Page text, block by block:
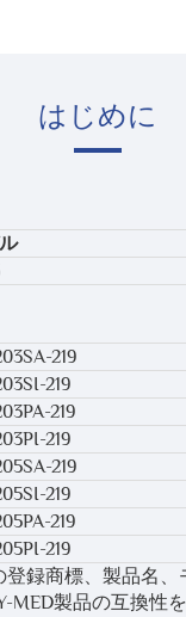
はじめに
219
219
219
219
219
219
219
219
録商標、製品名
MED製品の互換